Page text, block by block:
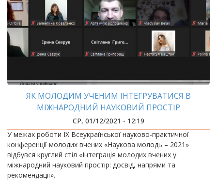
ЯК МОЛОДИМ УЧЕНИМ ІНТЕГРУВАТИСЯ В
МІЖНАРОДНИЙ НАУКОВИЙ ПРОСТІР
СР, 01/12/2021 - 12:19
У межах роботи ІХ Всеукраїнської науково-практичної
конференції молодих вчених «Наукова молодь – 2021»
відбувся круглий стіл «Інтеграція молодих вчених у
міжнародний науковий простір: досвід, напрями та
рекомендації».